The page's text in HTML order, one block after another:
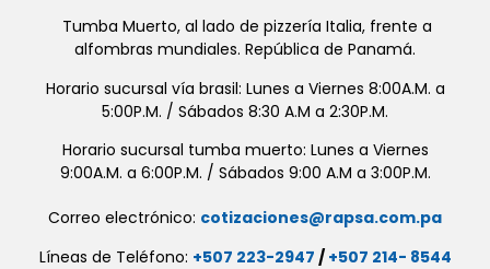
Tumba Muerto, al lado de pizzería Italia, frente a
alfombras mundiales. República de Panamá.
Horario sucursal vía brasil: Lunes a Viernes 8:00A.M. a
5:00P.M. / Sábados 8:30 A.M a 2:30P.M.
Horario sucursal tumba muerto: Lunes a Viernes
9:00A.M. a 6:00P.M. / Sábados 9:00 A.M a 3:00P.M.
Correo electrónico: cotizaciones@rapsa.com.pa
Líneas de Teléfono: +507 223-2947 / +507 214- 8544